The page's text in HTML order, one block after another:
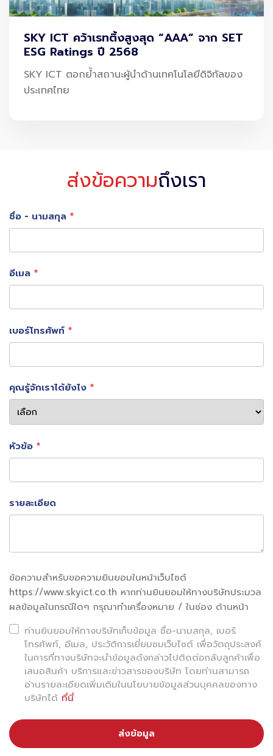
เทคโนโลยีที่เกี่ยวข้องกับการจับภาพเคลื่อนไหว
Interactive Face Liveness Detection)
สามารถป้องกันการปลอมแปลงข้อมูลชีวมิติ อาทิ การ
วิเคราะห์และเปรียบเทียบใบหน้ากับฐานข้อมูล หรือรูป
โดยสกาย ไอซีทีได้ปรับรูปแบบการใช้งานให้เข้ากับ
ประสิทธิภาพในการจดจำและเปรียบเทียบอัตลักษณ์ผู้ใช้
นายธนภูมิ เจริญศิริ ประธานเจ้าหน้าที่บริหาร บริษัท
แอพแมน จำกัด (
เราใช้เทคโนโลยีการอ่านอักขระด้วยแสง(Optical
ประชาชนและหนังสือเดินทาง ซึ่งบริษัทฯได้ใช้เทคโนโลยี
AI และ Machine Learning ระดับสูงมาช่วยในการ
พัฒนาความแม่นยำอย่างต่อเนื่อง จนสามารถอ่าน
อักขระภาษาไทยได้ถูกต้องสูงถึง 97.8% ช่วยเสริม
ความแข็งแกร่งให้แพลตฟอร์ม e-KYC ที่พัฒนาร่วม
กับสกาย ไอซีที สามารถพิสูจน์อัตลักษณ์และยืนยันตัว
ตนของผู้ใช้งานชาวไทยได้แม่นยำมากที่สุด ทั้งยัง
ดำเนินการภายใต้ข้อกำหนด พ.ร.บ. คุ้มครองข้อมูล
SKY ICT คว้าเรทติ้งสูงสุด “AAA” จาก SET
ESG Ratings ปี 2568
SKY ICT ตอกย้ำสถานะผู้นำด้านเทคโนโลยีดิจิทัลของ
ประเทศไทย
ส่งข้อความถึงเรา
ชื่อ - นามสกุล
อีเมล
เบอร์โทรศัพท์
คุณรู้จักเราได้ยังไง
หัวข้อ
รายละเอียด
ข้อความสำหรับขอความยินยอมในหน้าเว็บไซต์
https://www.skyict.co.th หากท่านยินยอมให้ทางบริษัทประมวล
ผลข้อมูลในกรณีใดๆ กรุณาทำเครื่องหมาย / ในช่อง ด้านหน้า
ท่านยินยอมให้ทางบริษัทเก็บข้อมูล ชื่อ-นามสกุล, เบอร์
โทรศัพท์, อีเมล, ประวัติการเยี่ยมชมเว็บไซต์ เพื่อวัตถุประสงค์
ในการที่ทางบริษัทจะนำข้อมูลดังกล่าวไปติดต่อกลับลูกค้าเพื่อ
เสนอสินค้า บริการและข่าวสารของบริษัท โดยท่านสามารถ
อ่านรายละเอียดเพิ่มเติมในนโยบายข้อมูลส่วนบุคคลของทาง
บริษัทได้ ที่นี่
ส่งข้อมูล